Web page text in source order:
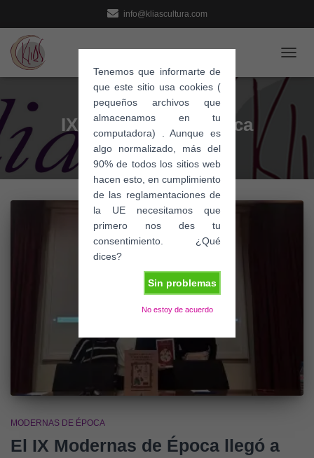
Tenemos que informarte de
que este sitio usa cookies (
pequeños archivos que
almacenamos en tu
computadora) . Aunque es
algo normalizado, más del
90% de todos los sitios web
hacen esto, en cumplimiento
de las reglamentaciones de
la UE necesitamos que
primero nos des tu
consentimiento. ¿Qué
dices?
Sin problemas
No estoy de acuerdo
info@kliascultura.com
MODO
IX Modernas de Época
MODERNAS DE ÉPOCA
El IX Modernas de Época llegó a